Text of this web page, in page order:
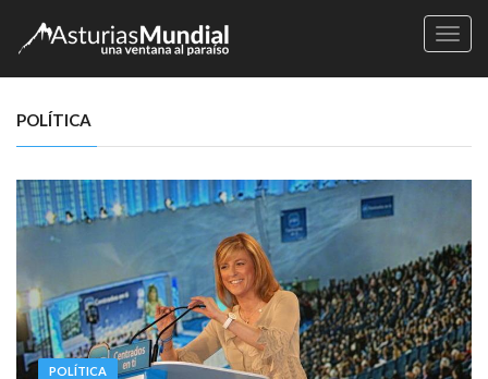
POLÍTICA
POLÍTICA